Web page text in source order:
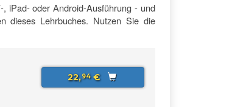
iPad- oder Android-Ausführung - und
dieses Lehrbuches. Nutzen Sie die
22,94€